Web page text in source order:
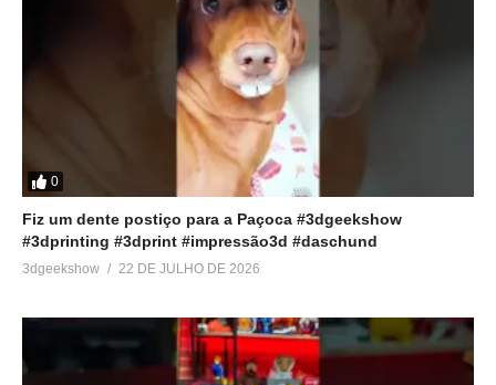
0
Fiz um dente postiço para a Paçoca #3dgeekshow
#3dprinting #3dprint #impressão3d #daschund
3dgeekshow 22 DE JULHO DE 2026